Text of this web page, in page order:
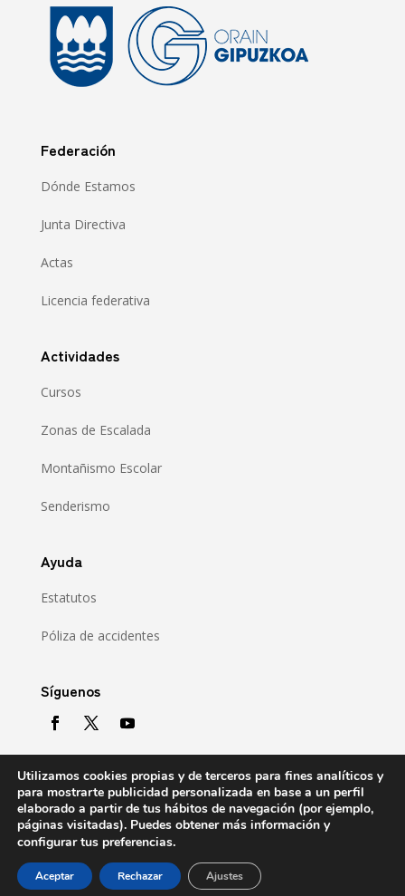
Federación
Dónde Estamos
Junta Directiva
Actas
Licencia federativa
Actividades
Cursos
Zonas de Escalada
Montañismo Escolar
Senderismo
Ayuda
Estatutos
Póliza de accidentes
Síguenos
Copyright © 2021 Gipuzkoako Mendizale Federazioa
KIROL ETXEA – Anoeta Ib. 5, 20014 DONOSTIA · Tel:
Utilizamos cookies propias y de terceros para fines analíticos y
para mostrarte publicidad personalizada en base a un perfil
elaborado a partir de tus hábitos de navegación (por ejemplo,
páginas visitadas). Puedes obtener más información y
configurar tus preferencias.
Aceptar Rechazar Ajustes